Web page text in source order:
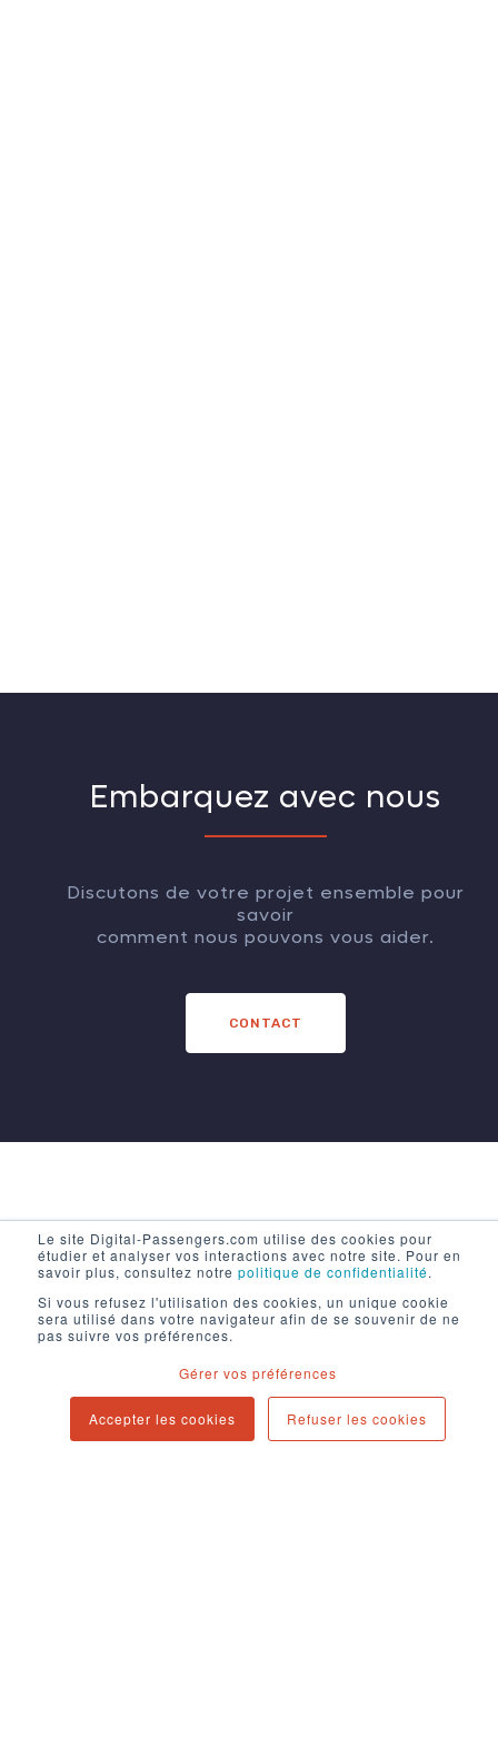
Le site Digital-Passengers.com utilise des cookies pour
étudier et analyser vos interactions avec notre site. Pour en
savoir plus, consultez notre politique de confidentialité.
Si vous refusez l'utilisation des cookies, un unique cookie
sera utilisé dans votre navigateur afin de se souvenir de ne
pas suivre vos préférences.
Gérer vos préférences
Accepter les cookies Refuser les cookies
Embarquez avec nous
Discutons de votre projet ensemble pour
savoir
comment nous pouvons vous aider.
CONTACT
Contact